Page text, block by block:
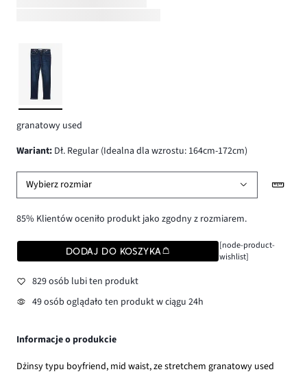
granatowy used
wariant: Dł. Regular (Idealna dla wzrostu: 164cm-172cm)
Wybierz rozmiar
85% Klientów oceniło produkt jako zgodny z rozmiarem.
DODAJ DO KOSZYKA
[node-product-
wishlist]
829 osób lubi ten produkt
49 osób oglądało ten produkt w ciągu 24h
Informacje o produkcie
Dżinsy typu boyfriend, mid waist, ze stretchem granatowy used